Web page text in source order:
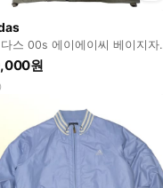
스 00s 에이에이씨 베이지자
원